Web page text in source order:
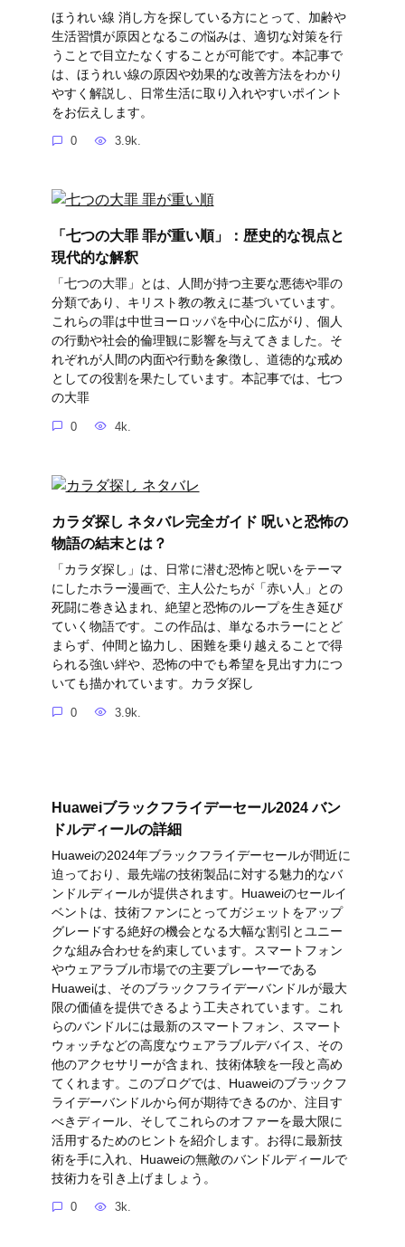
ほうれい線 消し方を探している方にとって、加齢や
生活習慣が原因となるこの悩みは、適切な対策を行
うことで目立たなくすることが可能です。本記事で
は、ほうれい線の原因や効果的な改善方法をわかり
やすく解説し、日常生活に取り入れやすいポイント
をお伝えします。
0 3.9k.
「七つの大罪 罪が重い順」：歴史的な視点と
現代的な解釈
「七つの大罪」とは、人間が持つ主要な悪徳や罪の
分類であり、キリスト教の教えに基づいています。
これらの罪は中世ヨーロッパを中心に広がり、個人
の行動や社会的倫理観に影響を与えてきました。そ
れぞれが人間の内面や行動を象徴し、道徳的な戒め
としての役割を果たしています。本記事では、七つ
の大罪
0 4k.
カラダ探し ネタバレ完全ガイド 呪いと恐怖の
物語の結末とは？
「カラダ探し」は、日常に潜む恐怖と呪いをテーマ
にしたホラー漫画で、主人公たちが「赤い人」との
死闘に巻き込まれ、絶望と恐怖のループを生き延び
ていく物語です。この作品は、単なるホラーにとど
まらず、仲間と協力し、困難を乗り越えることで得
られる強い絆や、恐怖の中でも希望を見出す力につ
いても描かれています。カラダ探し
0 3.9k.
Huaweiブラックフライデーセール2024 バン
ドルディールの詳細
Huaweiの2024年ブラックフライデーセールが間近に
迫っており、最先端の技術製品に対する魅力的なバ
ンドルディールが提供されます。Huaweiのセールイ
ベントは、技術ファンにとってガジェットをアップ
グレードする絶好の機会となる大幅な割引とユニー
クな組み合わせを約束しています。スマートフォン
やウェアラブル市場での主要プレーヤーである
Huaweiは、そのブラックフライデーバンドルが最大
限の価値を提供できるよう工夫されています。これ
らのバンドルには最新のスマートフォン、スマート
ウォッチなどの高度なウェアラブルデバイス、その
他のアクセサリーが含まれ、技術体験を一段と高め
てくれます。このブログでは、Huaweiのブラックフ
ライデーバンドルから何が期待できるのか、注目す
べきディール、そしてこれらのオファーを最大限に
活用するためのヒントを紹介します。お得に最新技
術を手に入れ、Huaweiの無敵のバンドルディールで
技術力を引き上げましょう。
0 3k.